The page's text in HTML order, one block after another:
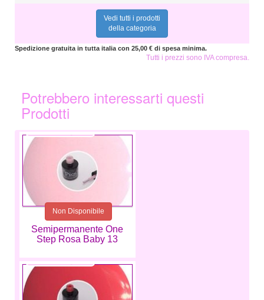
Vedi tutti i prodotti
della categoria
Spedizione gratuita in tutta italia con 25,00 € di spesa minima.
Tutti i prezzi sono IVA compresa.
Potrebbero interessarti questi
Prodotti
Semipermanente One
Step Rosa Baby 13
5,99 €
Non Disponibile
5,99 €